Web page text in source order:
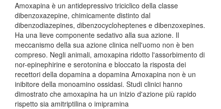
Amoxapina è un antidepressivo triciclico della classe
dibenzoxazepine, chimicamente distinto dal
dibenzodiazepines, dibenzocycloheptenes e dibenzoxepines.
Ha una lieve componente sedativo alla sua azione. Il
meccanismo della sua azione clinica nell'uomo non è ben
compreso. Negli animali, amoxapina ridotto l'assorbimento di
nor-epinephirine e serotonina e bloccato la risposta dei
recettori della dopamina a dopamina Amoxapina non è un
inibitore della monoamino ossidasi. Studi clinici hanno
dimostrato che amoxapina ha un inizio d'azione più rapido
rispetto sia amitriptilina o imipramina